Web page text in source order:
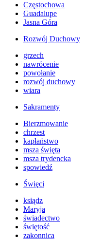
Częstochowa
Guadalupe
Jasna Góra
Rozwój Duchowy
grzech
nawrócenie
powołanie
rozwój duchowy
wiara
Sakramenty
Bierzmowanie
chrzest
kapłaństwo
msza święta
msza trydencka
spowiedź
Święci
ksiądz
Maryja
świadectwo
świętość
zakonnica